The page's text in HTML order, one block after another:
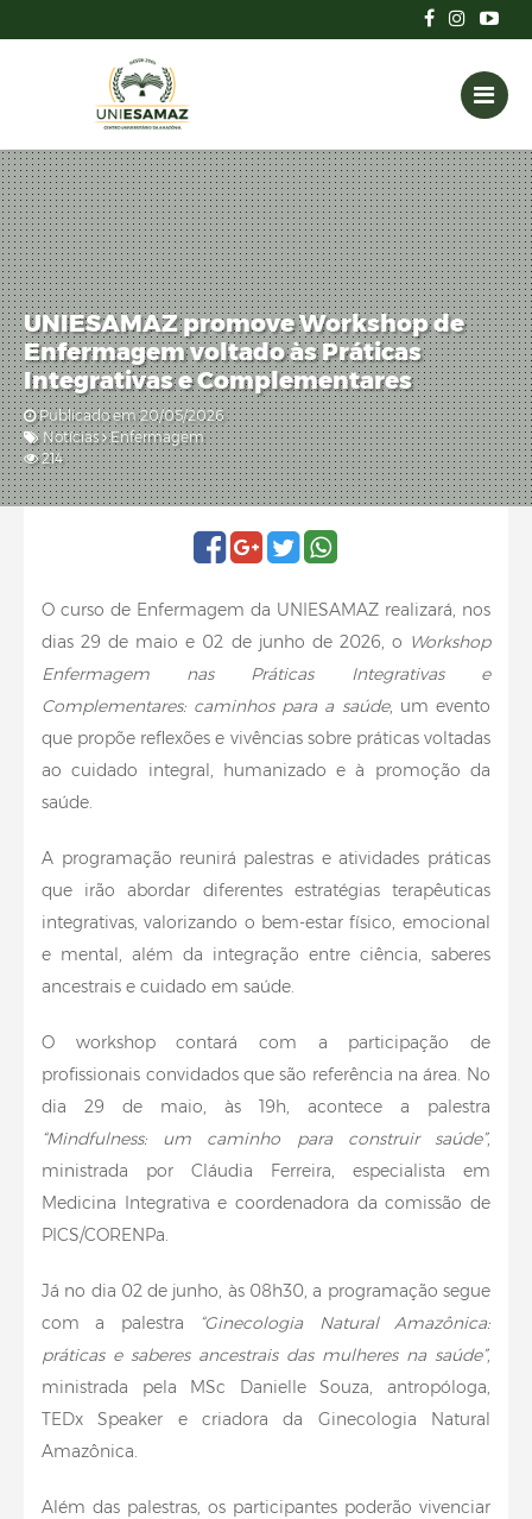
UNIESAMAZ promove Workshop de
Enfermagem voltado às Práticas
Integrativas e Complementares
Publicado em 20/05/2026
Notícias Enfermagem
214
O curso de Enfermagem da UNIESAMAZ realizará, nos
dias 29 de maio e 02 de junho de 2026, o Workshop
Enfermagem nas Práticas Integrativas e
Complementares: caminhos para a saúde, um evento
que propõe reflexões e vivências sobre práticas voltadas
ao cuidado integral, humanizado e à promoção da
saúde.
A programação reunirá palestras e atividades práticas
que irão abordar diferentes estratégias terapêuticas
integrativas, valorizando o bem-estar físico, emocional
e mental, além da integração entre ciência, saberes
ancestrais e cuidado em saúde.
O workshop contará com a participação de
profissionais convidados que são referência na área. No
dia 29 de maio, às 19h, acontece a palestra
“Mindfulness: um caminho para construir saúde”,
ministrada por Cláudia Ferreira, especialista em
Medicina Integrativa e coordenadora da comissão de
PICS/CORENPa.
Já no dia 02 de junho, às 08h30, a programação segue
com a palestra
“Ginecologia Natural Amazônica:
práticas e saberes ancestrais das mulheres na saúde”,
ministrada pela MSc Danielle Souza, antropóloga,
TEDx Speaker e criadora da Ginecologia Natural
Amazônica.
Além das palestras, os participantes poderão vivenciar